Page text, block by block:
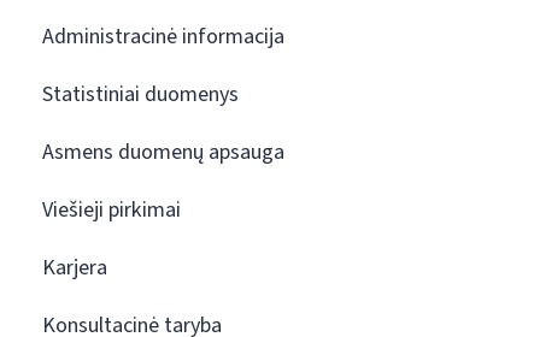
Administracinė informacija
Statistiniai duomenys
Asmens duomenų apsauga
Viešieji pirkimai
Karjera
Konsultacinė taryba